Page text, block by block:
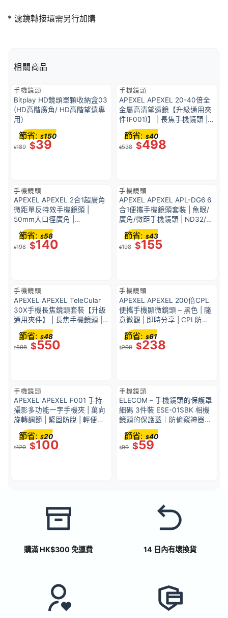
* 濾鏡轉接環需另行加購
相關商品
手機鏡頭
Bitplay HD鏡頭單顆收納盒03
(HD高階廣角/ HD高階望遠專
用)
$189 $39
節省: $150
手機鏡頭
APEXEL APEXEL 20-40倍全
金屬高清望遠鏡【升級通用夾
件(F001)】 | 長焦手機鏡頭 |
高清鍍膜玻璃鏡片 | 光學變焦
系統 | 望遠鏡功能 |
38763002
$538 $498
節省: $40
手機鏡頭
APEXEL APEXEL 2合1超廣角
微距單反特效手機鏡頭 |
50mm大口徑廣角 |
38759001
$198 $140
節省: $58
手機鏡頭
APEXEL APEXEL APL-DG6 6
合1便攜手機鏡頭套裝 | 魚眼/
廣角/微距手機鏡頭 | ND32/偏
振/星光鏡頭 | 輕巧便攜 | 郊遊
必備 | 36562001
$198 $155
節省: $43
手機鏡頭
APEXEL APEXEL TeleCular
30X手機長焦鏡頭套裝【升級
通用夾件】 | 長焦手機鏡頭 |
高清鍍膜玻璃鏡片 | 光學變焦
系統 | 望遠鏡功能 | 53415001
$598 $550
節省: $48
手機鏡頭
APEXEL APEXEL 200倍CPL
便攜手機顯微鏡頭 – 黑色 | 隨
意微觀 | 即時分享 | CPL防反
射 | 36563001
$299 $238
節省: $61
手機鏡頭
APEXEL APEXEL F001 手持
攝影多功能一字手機夾 | 萬向
旋轉調節 | 緊固防脫 | 輕便便
攜 | 兼容多機型 | 52339001
$120 $100
節省: $20
手機鏡頭
ELECOM – 手機鏡頭的保護罩
細碼 3件裝 ESE-01SBK 相機
鏡頭的保護蓋｜防偷窺神器｜
防黑客鏡頭貼｜防偷窺器鏡頭
｜私隱保護蓋｜安裝簡單｜保
護隱私｜防監視｜撥動開關
$99 $59
節省: $40
購滿 HK$300 免運費 14 日內有壞換貨